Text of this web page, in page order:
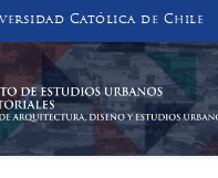
Católica de Chile
DE ESTUDIOS